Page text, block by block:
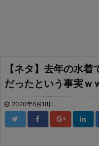
【ネタ】去年の水
だったという事実ｗ
2020年6月18日